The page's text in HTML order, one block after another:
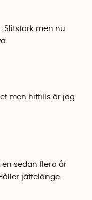
Slitstark men nu
men hittills är jag
en sedan flera år
jättelänge.